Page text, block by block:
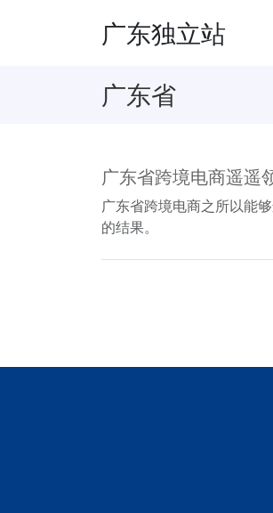
广东独立站
广东省
广东省跨境电商遥遥
广东省跨境电商之所以能
的结果。